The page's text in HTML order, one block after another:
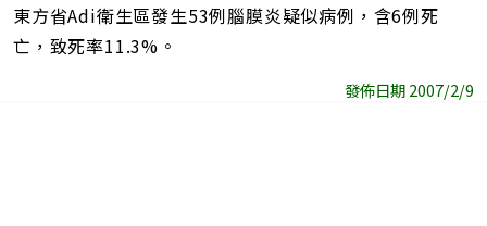
東方省Adi衛生區發生53例腦膜炎疑似病例，含6例死
亡，致死率11.3%。
發佈日期 2007/2/9